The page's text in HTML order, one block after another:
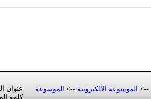
--> الموسوعة الالكترونية --> الموسوعة
عنوان
كلمة